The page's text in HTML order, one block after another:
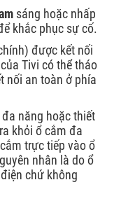
sáng hoặc nhấp
khắc phục sự cố.
được kết nối
Tivi có thể tháo
nối an toàn ở phía
năng hoặc thiết
khỏi ổ cắm đa
trực tiếp vào ổ
nhân là do ổ
chứ không